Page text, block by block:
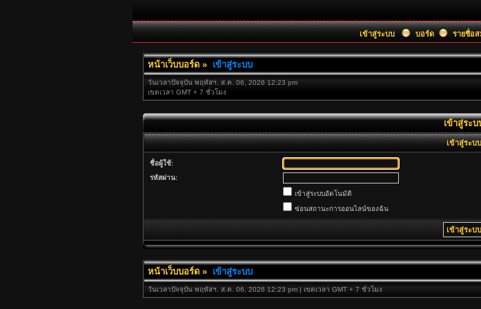
เข้าสู่ระบบ บอร์ด รายชื่อ
หน้าเว็บบอร์ด » เข้าสู่ระบบ
วันเวลาปัจจุบัน พฤหัสฯ. ส.ค. 06, 2026 12:23 pm
เขตเวลา GMT + 7 ชั่วโมง
เข้าสู่ระบ
เข้าสู่ระบบ
ชื่อผู้ใช้:
รหัสผ่าน:
เข้าสู่ระบบอัตโนมัติ
ซ่อนสถานะการออนไลน์ของฉัน
หน้าเว็บบอร์ด » เข้าสู่ระบบ
วันเวลาปัจจุบัน พฤหัสฯ. ส.ค. 06, 2026 12:23 pm | เขตเวลา GMT + 7 ชั่วโมง